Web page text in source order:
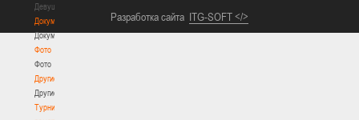
Девушки
Документы
Документы
Фото
Фото
Другие
Другие
Турнир
Разработка сайта ITG-SOFT </>